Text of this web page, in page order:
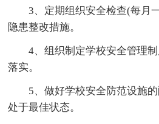
3、定期组织安全检查(每月
隐患整改措施。
4、组织制定学校安全管理
落实。
5、做好学校安全防范设施
处于最佳状态。